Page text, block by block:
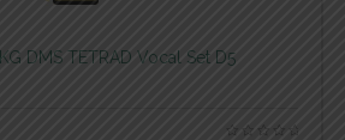
DMS TETRAD Vocal Set D5